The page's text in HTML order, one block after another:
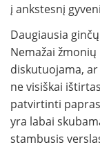
į ankstesnį
Daugiausia
Nemažai
diskutuojama,
ne visiškai
patvirtinti
yra labai
stambusis